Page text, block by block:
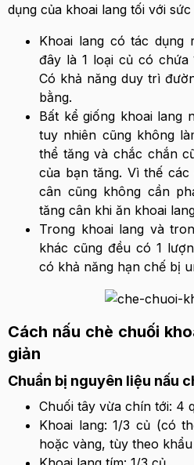
dụng của khoai lang tối với
Khoai lang có tác
đây là 1 loại củ có chứa
Có khả năng duy trì
bằng.
Bất kể giống khoai lang
tuy nhiên cũng không
thể tăng và chắc chắn
của bạn tăng. Vì thế
cân cũng không cần
tăng cân khi ăn khoai
Trong khoai lang và
khác cũng đều có 1
có khả năng hạn chế bị
Cách nấu chè chuối
giản
Chuẩn bị nguyên liệu nấu
Chuối tây vừa chín tới: 4
Khoai lang: 1/3 củ (có
hoặc vàng, tùy theo